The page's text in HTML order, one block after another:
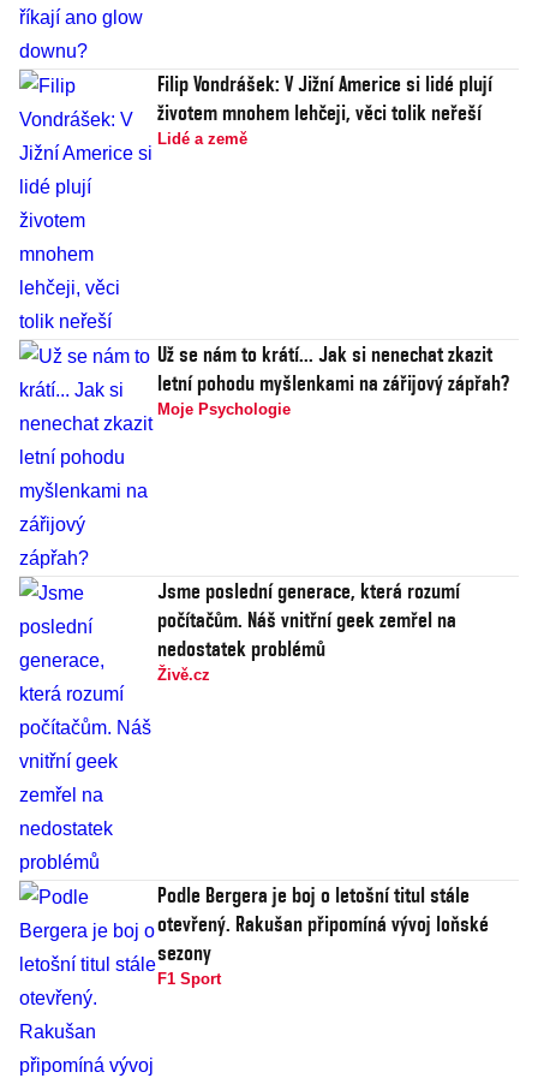
Filip Vondrášek: V Jižní Americe si lidé plují
životem mnohem lehčeji, věci tolik neřeší
Lidé a země
Už se nám to krátí... Jak si nenechat zkazit
letní pohodu myšlenkami na zářijový zápřah?
Moje Psychologie
Jsme poslední generace, která rozumí
počítačům. Náš vnitřní geek zemřel na
nedostatek problémů
Živě.cz
Podle Bergera je boj o letošní titul stále
otevřený. Rakušan připomíná vývoj loňské
sezony
F1 Sport